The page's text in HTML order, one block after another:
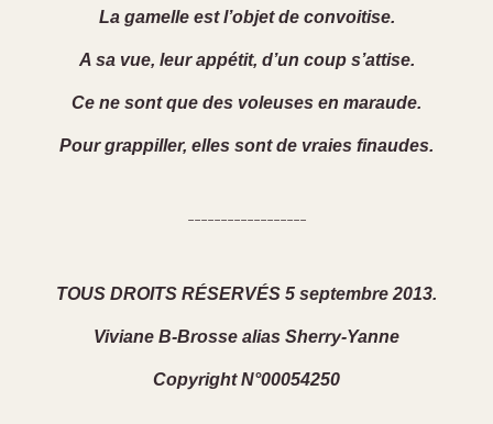
La gamelle est l’objet de convoitise.
A sa vue, leur appétit, d’un coup s’attise.
Ce ne sont que des voleuses en maraude.
Pour grappiller, elles sont de vraies finaudes.
------------------
TOUS DROITS RÉSERVÉS 5 septembre 2013.
Viviane B-Brosse alias Sherry-Yanne
Copyright N°00054250